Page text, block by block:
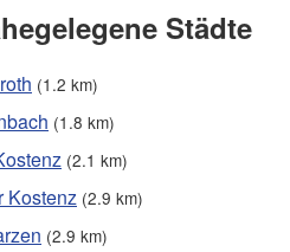
Städte
(1.2 km)
(1.8 km)
(2.1 km)
Kostenz (2.9 km)
(2.9 km)